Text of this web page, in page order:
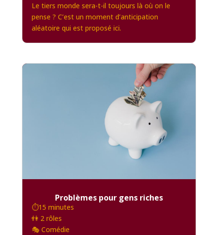
Le tiers monde sera-t-il toujours là où on le
pense ? C’est un moment d’anticipation
aléatoire qui est proposé ici.
Problèmes pour gens riches
⏱️15 minutes
👫 2 rôles
🎭 Comédie